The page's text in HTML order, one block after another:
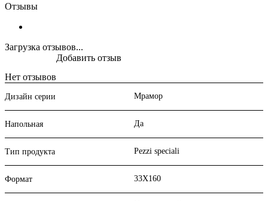
Отзывы
Загрузка отзывов...
Нет отзывов
Добавить отзыв
Дизайн серии Мрамор
Напольная Да
Тип продукта Pezzi speciali
Формат 33X160